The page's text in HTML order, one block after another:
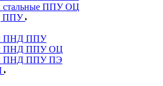
стальные ППУ ОЦ
ППУ
ПНД ППУ
ПНД ППУ ОЦ
ПНД ППУ ПЭ